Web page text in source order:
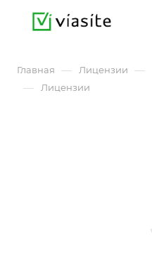
Главная — Лицензии —
— Лицензии